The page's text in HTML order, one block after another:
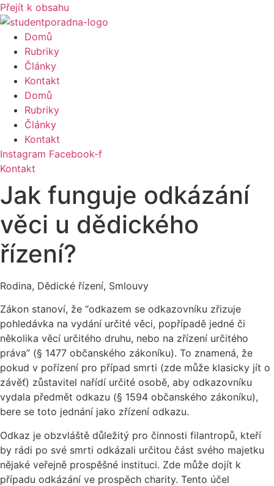
Přejít k obsahu
Domů
Rubriky
Články
Kontakt
Domů
Rubriky
Články
Kontakt
Instagram Facebook-f
Kontakt
Jak funguje odkázání
věci u dědického
řízení?
Rodina, Dědické řízení, Smlouvy
Zákon stanoví, že “odkazem se odkazovníku zřizuje
pohledávka na vydání určité věci, popřípadě jedné či
několika věcí určitého druhu, nebo na zřízení určitého
práva” (§ 1477 občanského zákoníku). To znamená, že
pokud v pořízení pro případ smrti (zde může klasicky jít o
závěť) zůstavitel nařídí určité osobě, aby odkazovníku
vydala předmět odkazu (§ 1594 občanského zákoníku),
bere se toto jednání jako zřízení odkazu.
Odkaz je obzvláště důležitý pro činnosti filantropů, kteří
by rádi po své smrti odkázali určitou část svého majetku
nějaké veřejně prospěšné instituci. Zde může dojít k
případu odkázání ve prospěch charity. Tento účel